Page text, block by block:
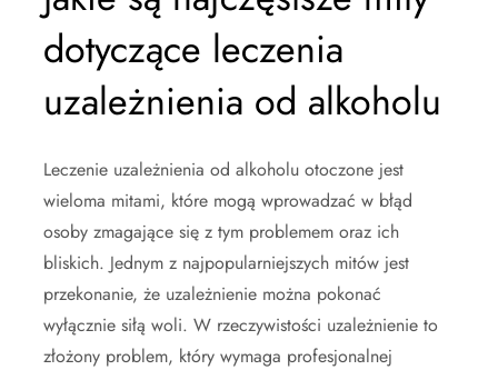
dotyczące leczenia
uzależnienia od alkoholu
Leczenie uzależnienia od alkoholu otoczone jest
wieloma mitami, które mogą wprowadzać w błąd
osoby zmagające się z tym problemem oraz ich
bliskich. Jednym z najpopularniejszych mitów jest
przekonanie, że uzależnienie można pokonać
wyłącznie siłą woli. W rzeczywistości uzależnienie to
złożony problem, który wymaga profesjonalnej